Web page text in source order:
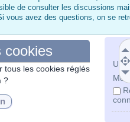
de consulter les discussions
vous avez des questions, on se
Mot
cookies
tous les cookies réglés
?